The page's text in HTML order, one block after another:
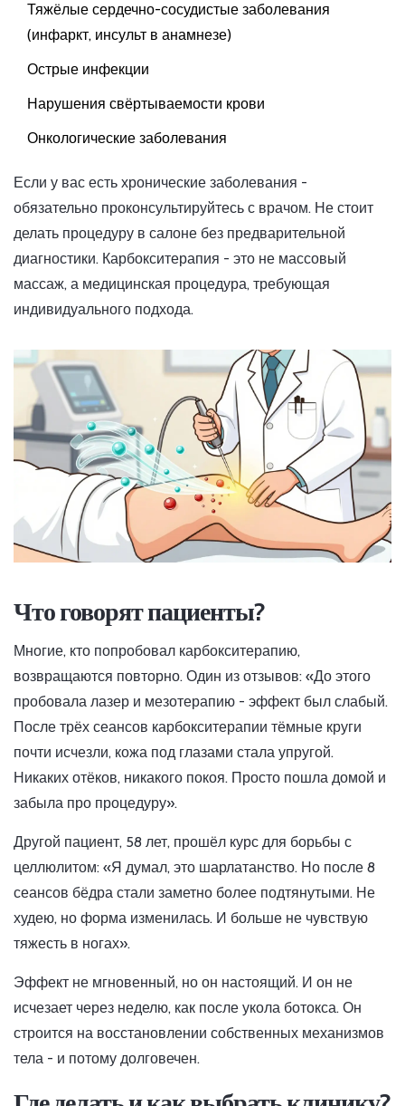
Тяжёлые сердечно-сосудистые заболевания
(инфаркт, инсульт в анамнезе)
Острые инфекции
Нарушения свёртываемости крови
Онкологические заболевания
Если у вас есть хронические заболевания -
обязательно проконсультируйтесь с врачом. Не стоит
делать процедуру в салоне без предварительной
диагностики. Карбокситерапия - это не массовый
массаж, а медицинская процедура, требующая
индивидуального подхода.
Что говорят пациенты?
Многие, кто попробовал карбокситерапию,
возвращаются повторно. Один из отзывов: «До этого
пробовала лазер и мезотерапию - эффект был слабый.
После трёх сеансов карбокситерапии тёмные круги
почти исчезли, кожа под глазами стала упругой.
Никаких отёков, никакого покоя. Просто пошла домой и
забыла про процедуру».
Другой пациент, 58 лет, прошёл курс для борьбы с
целлюлитом: «Я думал, это шарлатанство. Но после 8
сеансов бёдра стали заметно более подтянутыми. Не
худею, но форма изменилась. И больше не чувствую
тяжесть в ногах».
Эффект не мгновенный, но он настоящий. И он не
исчезает через неделю, как после укола ботокса. Он
строится на восстановлении собственных механизмов
тела - и потому долговечен.